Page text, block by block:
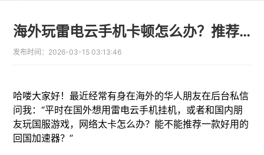
海外玩雷电云手机卡顿怎么办？推荐一款好用的回国加速器带你畅玩国服
发布时间： 2026-03-15 03:13:46
哈喽大家好！最近经常有身在海外的华人朋友在后台私信
问我：“平时在国外想用雷电云手机挂机，或者和国内朋
友玩国服游戏，网络太卡怎么办？能不能推荐一款好用的
回国加速器？”